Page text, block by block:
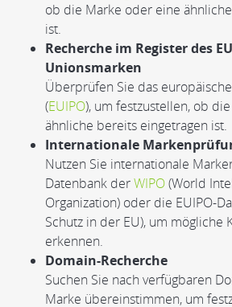
ob die Marke oder eine
ist.
Recherche im Register des
Unionsmarken
Überprüfen Sie das
(EUIPO), um festzustellen, ob
ähnliche bereits eingetragen ist.
Internationale
Nutzen Sie internationale
Datenbank derWIPO(World
Organization) oder die EUIPO-
Schutz in der EU), um mögliche
erkennen.
Domain-Recherche
Suchen Sie nach verfügbaren
Marke übereinstimmen, um